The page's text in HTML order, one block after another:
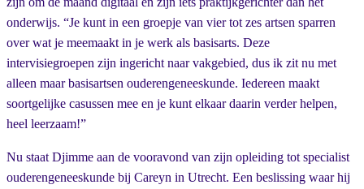
onderwijs. “Je kunt in een groepje van vier tot zes artsen sparren
over wat je meemaakt in je werk als basisarts. Deze
intervisiegroepen zijn ingericht naar vakgebied, dus ik zit nu met
alleen maar basisartsen ouderengeneeskunde. Iedereen maakt
soortgelijke casussen mee en je kunt elkaar daarin verder helpen,
heel leerzaam!”
Nu staat Djimme aan de vooravond van zijn opleiding tot specialist
ouderengeneeskunde bij Careyn in Utrecht. Een beslissing waar hij